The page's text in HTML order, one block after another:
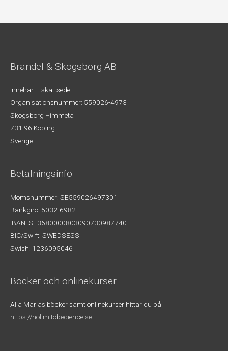
Brandel & Skogsborg AB
Innehar F-skattsedel
Organisationsnummer: 559026-4973
Skogsborg Himmeta
731 96 Köping
Sverige
Betalningsinfo
Momsnummer: SE559026497301
Bankgiro: 5032-6982
IBAN: SE3680000803090730987740
BIC/Swift: SWEDSESS
Swish: 1236095046
Böcker och onlinekurser
Alla Marias böcker samt onlinekurser hittar du på
https://nolimitobedience.se